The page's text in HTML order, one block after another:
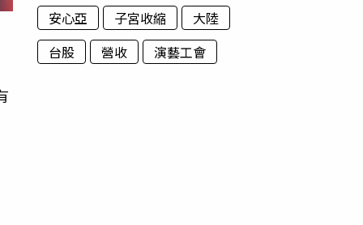
安心亞 子宮收縮
大陸
台股
營收 演藝工會